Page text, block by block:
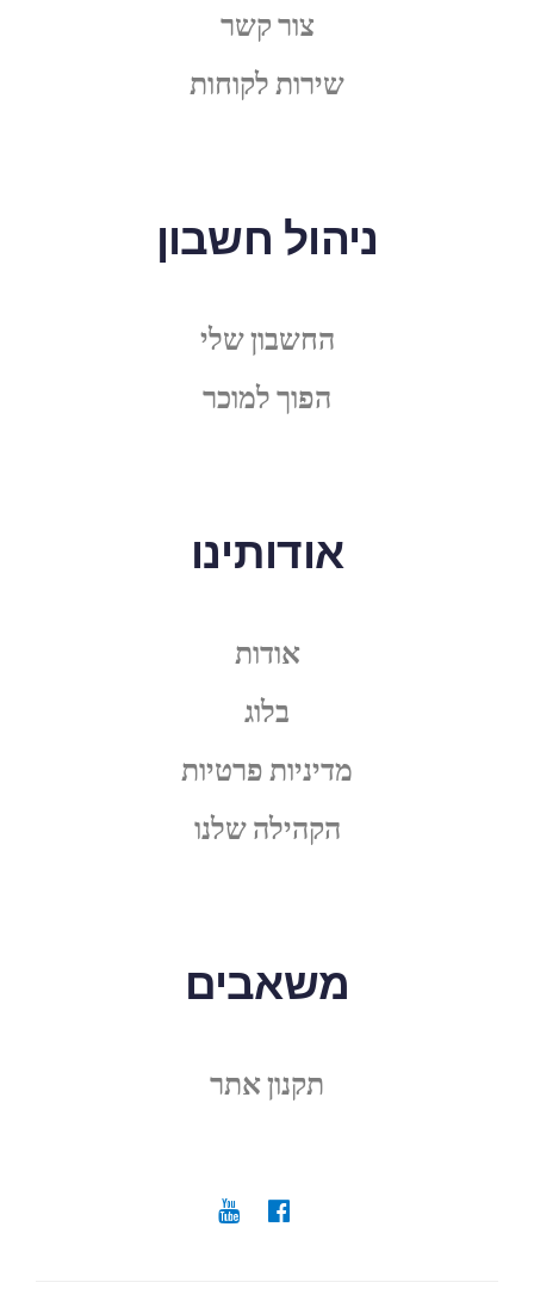
צור קשר
שירות לקוחות
ניהול חשבון
החשבון שלי
הפוך למוכר
אודותינו
אודות
בלוג
מדיניות פרטיות
הקהילה שלנו
משאבים
תקנון אתר